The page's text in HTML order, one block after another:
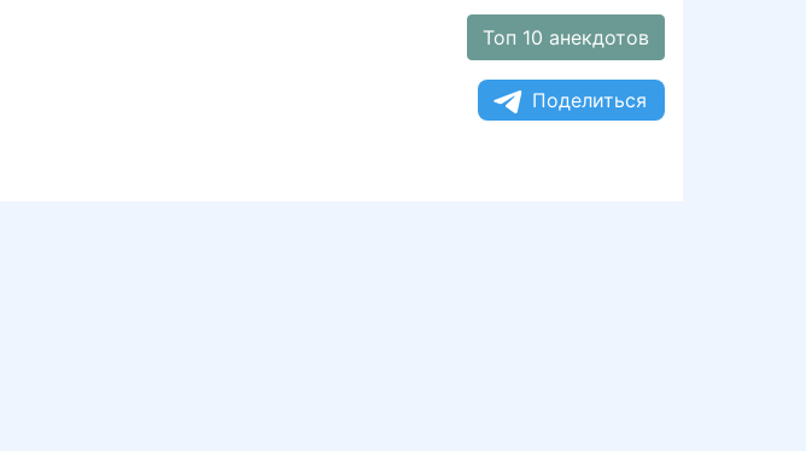
Топ 10 анекдотов
Поделиться